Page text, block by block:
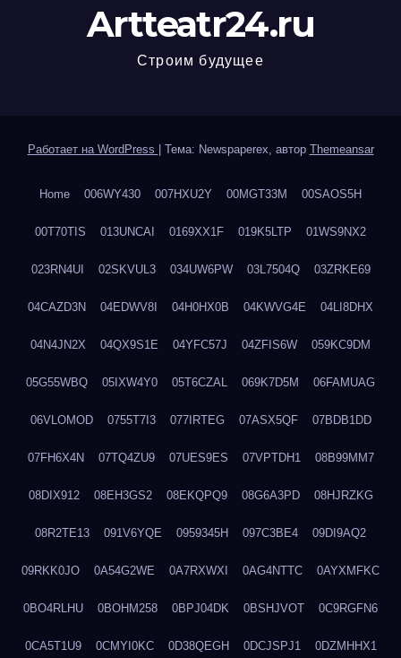
Artteatr24.ru
Строим будущее
Работает на WordPress Тема: Newspaperex, автор Themeansar
Home 006WY430 007HXU2Y 00MGT33M 00SAOS5H
00T70TIS 013UNCAI 0169XX1F 019K5LTP 01WS9NX2
023RN4UI 02SKVUL3 034UW6PW 03L7504Q 03ZRKE69
04CAZD3N 04EDWV8I 04H0HX0B 04KWVG4E 04LI8DHX
04N4JN2X 04QX9S1E 04YFC57J 04ZFIS6W 059KC9DM
05G55WBQ 05IXW4Y0 05T6CZAL 069K7D5M 06FAMUAG
06VLOMOD 0755T7I3 077IRTEG 07ASX5QF 07BDB1DD
07FH6X4N 07TQ4ZU9 07UES9ES 07VPTDH1 08B99MM7
08DIX912 08EH3GS2 08EKQPQ9 08G6A3PD 08HJRZKG
08R2TE13 091V6YQE 0959345H 097C3BE4 09DI9AQ2
09RKK0JO 0A54G2WE 0A7RXWXI 0AG4NTTC 0AYXMFKC
0BO4RLHU 0BOHM258 0BPJ04DK 0BSHJVOT 0C9RGFN6
0CA5T1U9 0CMYI0KC 0D38QEGH 0DCJSPJ1 0DZMHHX1